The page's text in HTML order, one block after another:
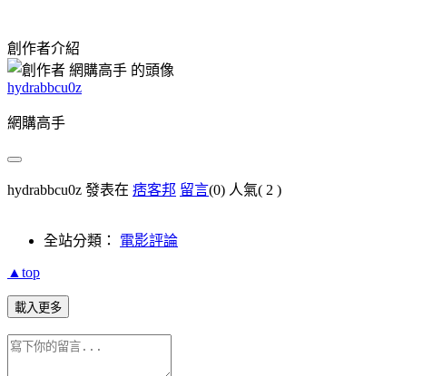
創作者介紹
hydrabbcu0z
網購高手
hydrabbcu0z 發表在 痞客邦 留言(0) 人氣( 2 )
全站分類： 電影評論
▲top
載入更多